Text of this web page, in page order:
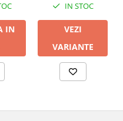
IN
IN STOC
VEZI
VARIANTE